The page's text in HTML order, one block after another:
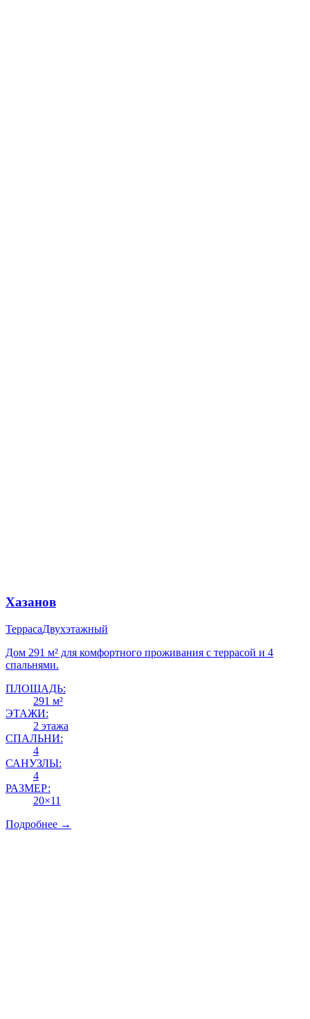
Хазанов
ТеррасаДвухэтажный
Дом 291 м² для комфортного проживания с террасой и 4
спальнями.
ПЛОЩАДЬ:
291 м²
ЭТАЖИ:
2 этажа
СПАЛЬНИ:
4
САНУЗЛЫ:
4
РАЗМЕР:
20×11
Подробнее →